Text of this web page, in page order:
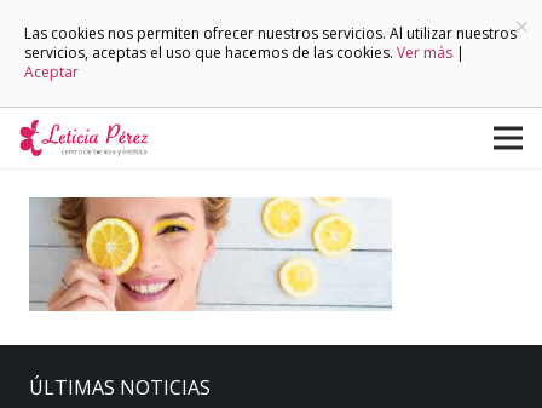
ÚLTIMAS NOTICIAS
×
Las cookies nos permiten ofrecer nuestros servicios. Al utilizar nuestros
servicios, aceptas el uso que hacemos de las cookies. Ver más |
Aceptar